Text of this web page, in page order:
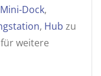
Dock,
, Hub zu
für weitere